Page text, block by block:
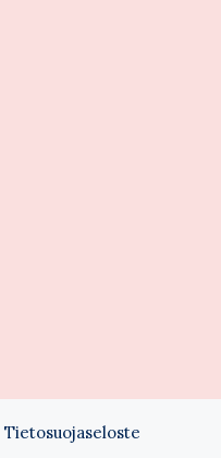
Tietosuojaseloste